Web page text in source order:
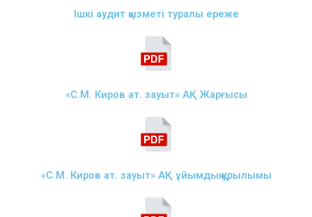
Ішкі аудит қызметі туралы ереже
«С.М. Киров ат. зауыт» АҚ Жарғысы
«С.М. Киров ат. зауыт» АҚ ұйымдық құрылымы